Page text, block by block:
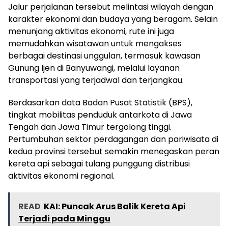
Jalur perjalanan tersebut melintasi wilayah dengan
karakter ekonomi dan budaya yang beragam. Selain
menunjang aktivitas ekonomi, rute ini juga
memudahkan wisatawan untuk mengakses
berbagai destinasi unggulan, termasuk kawasan
Gunung Ijen di Banyuwangi, melalui layanan
transportasi yang terjadwal dan terjangkau.
Berdasarkan data Badan Pusat Statistik (BPS),
tingkat mobilitas penduduk antarkota di Jawa
Tengah dan Jawa Timur tergolong tinggi.
Pertumbuhan sektor perdagangan dan pariwisata di
kedua provinsi tersebut semakin menegaskan peran
kereta api sebagai tulang punggung distribusi
aktivitas ekonomi regional.
READ KAI: Puncak Arus Balik Kereta Api
Terjadi pada Minggu